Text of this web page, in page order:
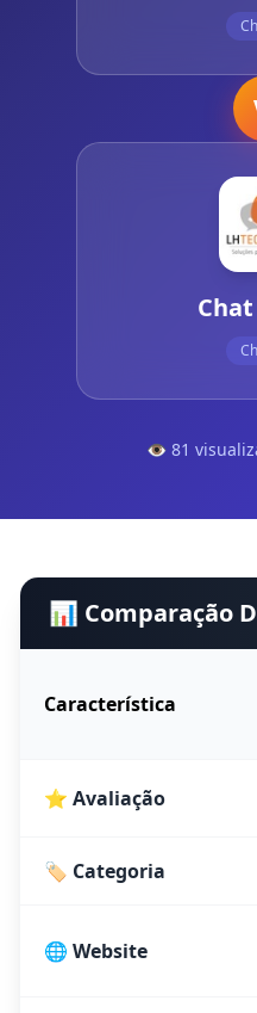
👁️ 81
📊 Comparação
Característica
⭐ Avaliação
🏷️ Categoria
🌐 Website